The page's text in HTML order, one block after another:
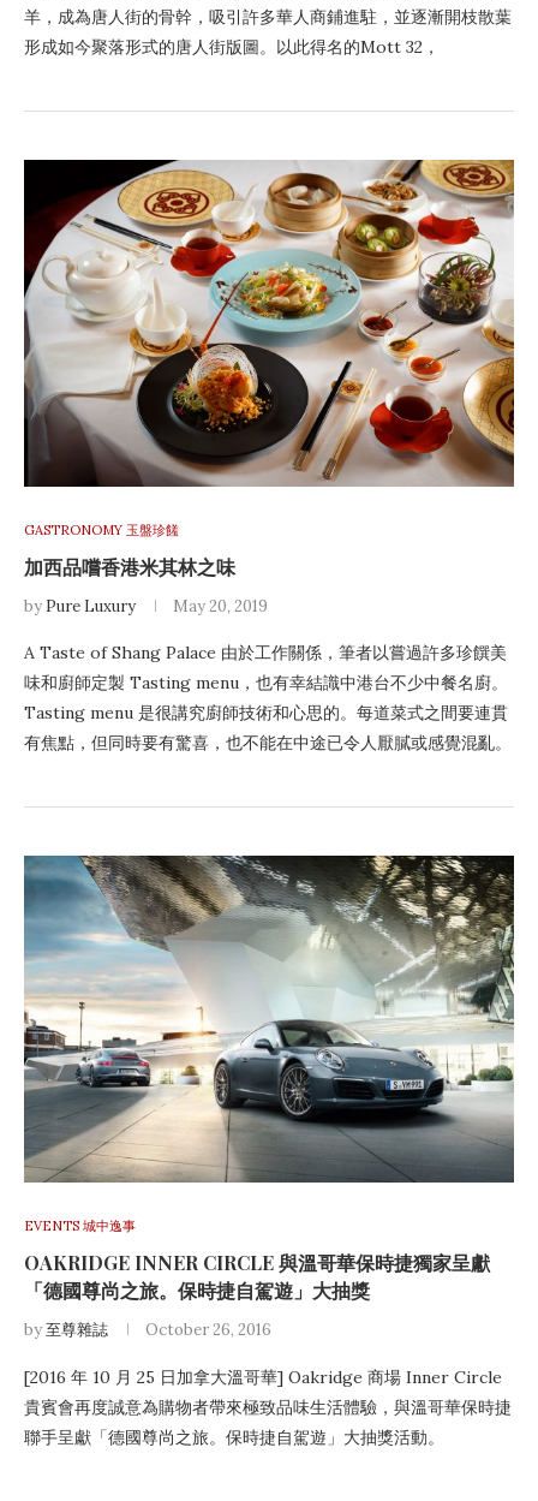
羊，成為唐人街的骨幹，吸引許多華人商鋪進駐，並逐漸開枝散葉
形成如今聚落形式的唐人街版圖。以此得名的Mott 32，
GASTRONOMY 玉盤珍饈
加西品嚐香港米其林之味
by Pure Luxury May 20, 2019
A Taste of Shang Palace 由於工作關係，筆者以嘗過許多珍饌美
味和廚師定製 Tasting menu，也有幸結識中港台不少中餐名廚。
Tasting menu 是很講究廚師技術和心思的。每道菜式之間要連貫
有焦點，但同時要有驚喜，也不能在中途已令人厭膩或感覺混亂。
EVENTS 城中逸事
OAKRIDGE INNER CIRCLE 與溫哥華保時捷獨家呈獻
「德國尊尚之旅。保時捷自駕遊」大抽獎
by至尊雜誌 October 26, 2016
[2016 年 10 月 25 日加拿大溫哥華] Oakridge 商場 Inner Circle
貴賓會再度誠意為購物者帶來極致品味生活體驗，與溫哥華保時捷
聯手呈獻「德國尊尚之旅。保時捷自駕遊」大抽獎活動。